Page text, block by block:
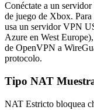
Conéctate a un
de juego de Xbox.
usa un servidor VPN
Azure en West
de OpenVPN a
protocolo.
Tipo NAT
NAT Estricto bloquea